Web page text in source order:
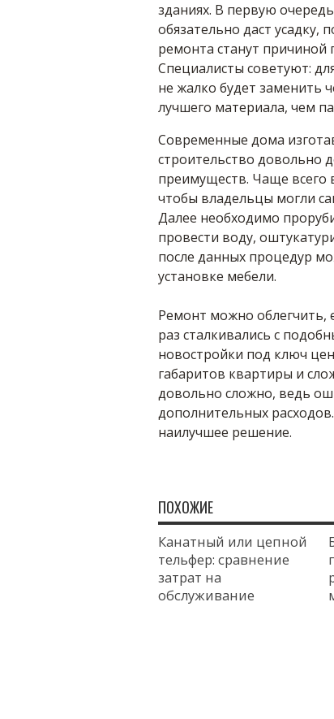
зданиях. В первую
обязательно даст
ремонта станут причиной
Специалисты советуют:
не жалко будет заменить
лучшего материала, чем
Современные дома
строительство довольно
преимуществ. Чаще всего
чтобы владельцы могли
Далее необходимо
провести воду,
после данных процедур
установке мебели.
Ремонт можно облегчить,
раз сталкивались с
новостройки под ключ
габаритов квартиры и
довольно сложно, ведь
дополнительных
наилучшее решение.
ПОХОЖИЕ
Канатный или цепной
тельфер: сравнение
затрат на
обслуживание